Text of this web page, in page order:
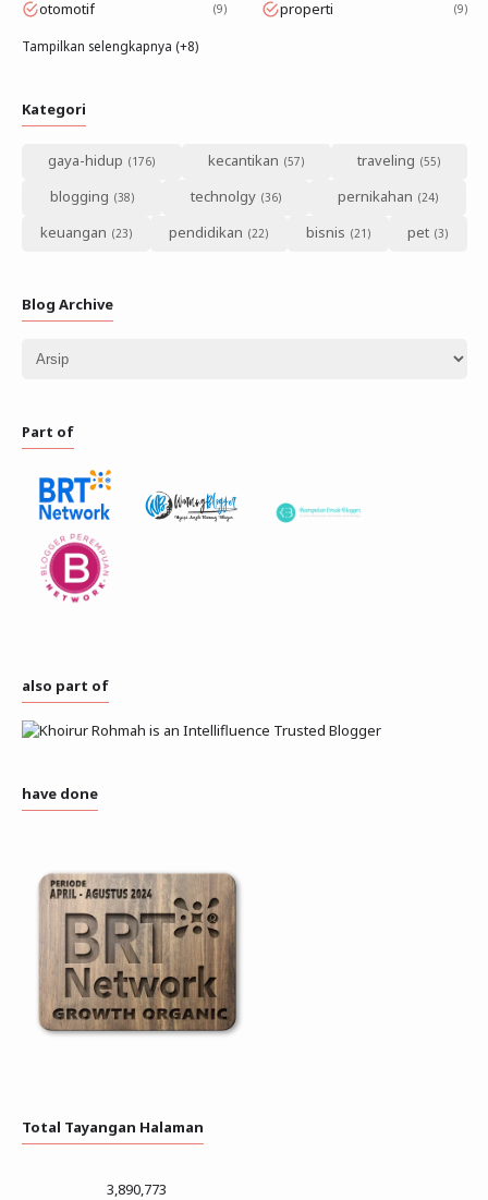
otomotif 9 properti 9
Tampilkan selengkapnya (+8)
Kategori
gaya-hidup kecantikan
traveling
blogging
technolgy
pernikahan
keuangan
pendidikan bisnis pet
Blog Archive
Part of
also part of
have done
Total Tayangan Halaman
3,890,773